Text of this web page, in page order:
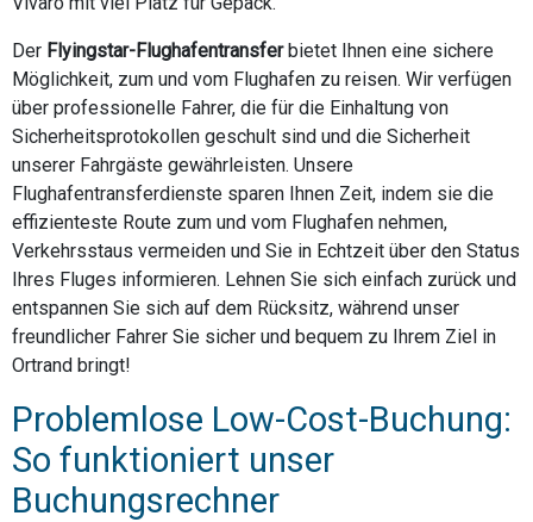
Der Flyingstar-Flughafentransferbietet Ihnen eine sichere
Möglichkeit, zum und vom Flughafen zu reisen. Wir verfügen
über professionelle Fahrer, die für die Einhaltung von
Sicherheitsprotokollen geschult sind und die Sicherheit
unserer Fahrgäste gewährleisten. Unsere
Flughafentransferdienste sparen Ihnen Zeit, indem sie die
effizienteste Route zum und vom Flughafen nehmen,
Verkehrsstaus vermeiden und Sie in Echtzeit über den Status
Ihres Fluges informieren. Lehnen Sie sich einfach zurück und
entspannen Sie sich auf dem Rücksitz, während unser
freundlicher Fahrer Sie sicher und bequem zu Ihrem Ziel in
Ortrand bringt!
Problemlose Low-Cost-Buchung:
So funktioniert unser
Buchungsrechner